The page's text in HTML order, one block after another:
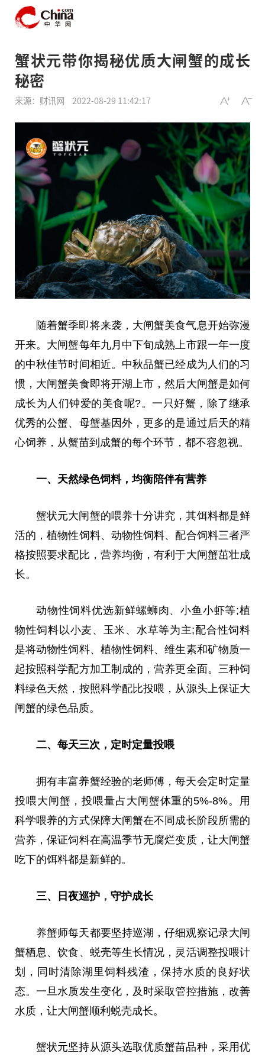
蟹状元带你揭秘优质大闸蟹的成长
秘密
来源：财讯网 2022-08-29 11:42:17
随着蟹季即将来袭，大闸蟹美食气息开始弥漫
开来。大闸蟹每年九月中下旬成熟上市跟一年一度
的中秋佳节时间相近。中秋品蟹已经成为人们的习
惯，大闸蟹美食即将开湖上市，然后大闸蟹是如何
成长为人们钟爱的美食呢?。一只好蟹，除了继承
优秀的公蟹、母蟹基因外，更多的是通过后天的精
心饲养，从蟹苗到成蟹的每个环节，都不容忽视。
一、天然绿色饲料，均衡陪伴有营养
蟹状元大闸蟹的喂养十分讲究，其饵料都是鲜
活的，植物性饲料、动物性饲料、配合饲料三者严
格按照要求配比，营养均衡，有利于大闸蟹茁壮成
长。
动物性饲料优选新鲜螺蛳肉、小鱼小虾等;植
物性饲料以小麦、玉米、水草等为主;配合性饲料
是将动物性饲料、植物性饲料、维生素和矿物质一
起按照科学配方加工制成的，营养更全面。三种饲
料绿色天然，按照科学配比投喂，从源头上保证大
闸蟹的绿色品质。
二、每天三次，定时定量投喂
拥有丰富养蟹经验的老师傅，每天会定时定量
投喂大闸蟹，投喂量占大闸蟹体重的5%-8%。用
科学喂养的方式保障大闸蟹在不同成长阶段所需的
营养，保证饲料在高温季节无腐烂变质，让大闸蟹
吃下的饵料都是新鲜的。
三、日夜巡护 ， 守护成长
养蟹师每天都要坚持巡湖，仔细观察记录大闸
蟹栖息、饮食、蜕壳等生长情况，灵活调整投喂计
划，同时清除湖里饲料残渣，保持水质的良好状
态。一旦水质发生变化，及时采取管控措施，改善
水质，让大闸蟹顺利蜕壳成长。
蟹状元坚持从源头选取优质蟹苗品种，采用优